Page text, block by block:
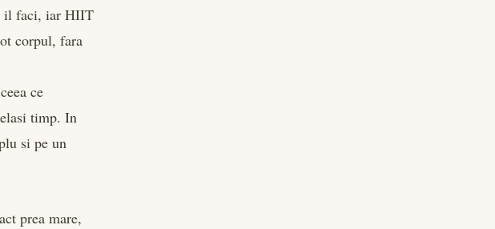
il faci, iar HIIT
corpul, fara
ce
timp. In
si pe un
prea mare,